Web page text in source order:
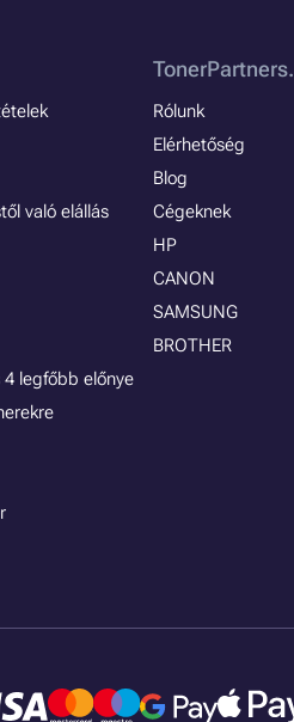
való elállás
4 legfőbb előnye
Rólunk
Elérhetőség
Blog
Cégeknek
HP
CANON
SAMSUNG
BROTHER